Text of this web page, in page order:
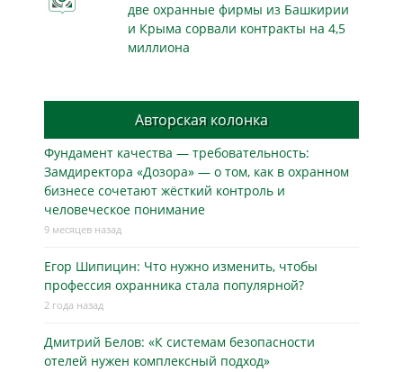
две охранные фирмы из Башкирии
и Крыма сорвали контракты на 4,5
миллиона
Авторская колонка
Фундамент качества — требовательность:
Замдиректора «Дозора» — о том, как в охранном
бизнесe сочетают жёсткий контроль и
человеческое понимание
9 месяцев назад
Егор Шипицин: Что нужно изменить, чтобы
профессия охранника стала популярной?
2 года назад
Дмитрий Белов: «К системам безопасности
отелей нужен комплексный подход»